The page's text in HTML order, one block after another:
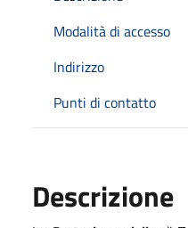
Modalità di accesso
Indirizzo
Punti di contatto
Descrizione